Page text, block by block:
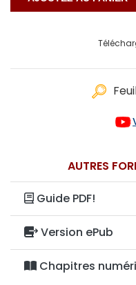
AUTRES
Guide PDF!
Version ePub
Chapitres